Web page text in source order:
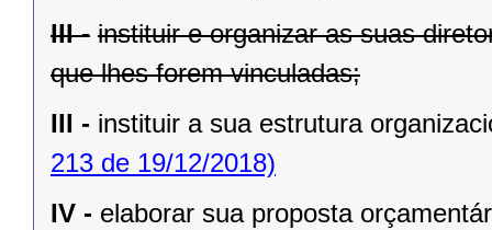
III - instituir e organizar as suas
que lhes forem vinculadas;
III - instituir a sua estrutura
213 de 19/12/2018)
IV - elaborar sua proposta